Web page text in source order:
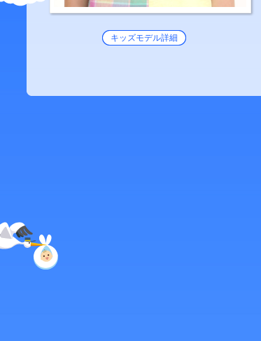
キッズモデル詳細